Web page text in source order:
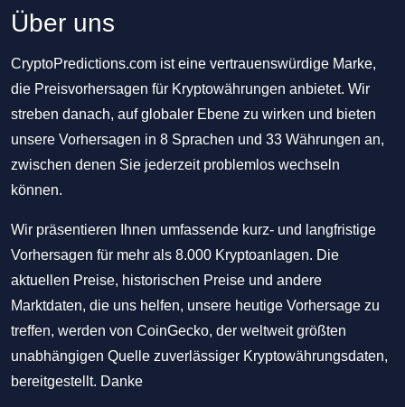
Über uns
CryptoPredictions.com ist eine vertrauenswürdige Marke,
die Preisvorhersagen für Kryptowährungen anbietet. Wir
streben danach, auf globaler Ebene zu wirken und bieten
unsere Vorhersagen in 8 Sprachen und 33 Währungen an,
zwischen denen Sie jederzeit problemlos wechseln
können.
Wir präsentieren Ihnen umfassende kurz- und langfristige
Vorhersagen für mehr als 8.000 Kryptoanlagen. Die
aktuellen Preise, historischen Preise und andere
Marktdaten, die uns helfen, unsere heutige Vorhersage zu
treffen, werden von CoinGecko, der weltweit größten
unabhängigen Quelle zuverlässiger Kryptowährungsdaten,
bereitgestellt. Danke